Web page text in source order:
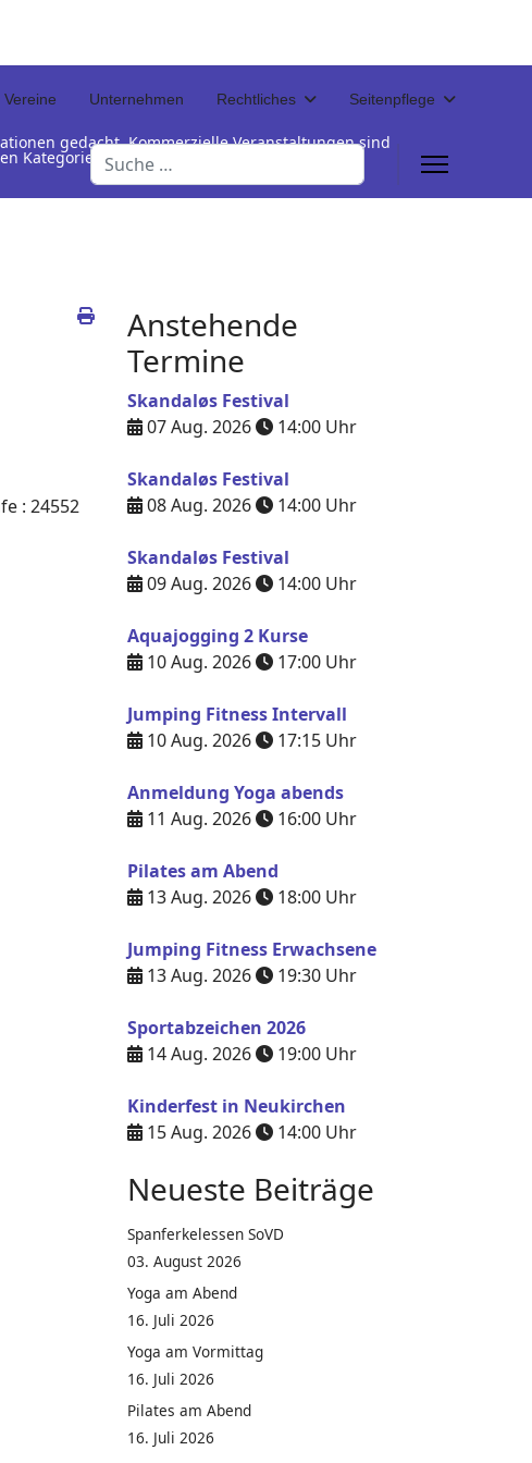
Vereine Unternehmen Rechtliches Seitenpflege
Suchen
gedacht. Kommerzielle Veranstaltungen sind
Kategorienamen unterhalb der Termintabelle
: 24552
Anstehende
Termine
Skandaløs Festival
07 Aug. 2026
14:00 Uhr
Skandaløs Festival
08 Aug. 2026
14:00 Uhr
Skandaløs Festival
09 Aug. 2026
14:00 Uhr
Aquajogging 2 Kurse
10 Aug. 2026
17:00 Uhr
Jumping Fitness Intervall
10 Aug. 2026
17:15 Uhr
Anmeldung Yoga abends
11 Aug. 2026
16:00 Uhr
Pilates am Abend
13 Aug. 2026
18:00 Uhr
Jumping Fitness Erwachsene
13 Aug. 2026
19:30 Uhr
Sportabzeichen 2026
14 Aug. 2026
19:00 Uhr
Kinderfest in Neukirchen
15 Aug. 2026
14:00 Uhr
Neueste Beiträge
Spanferkelessen SoVD
03. August 2026
Yoga am Abend
16. Juli 2026
Yoga am Vormittag
16. Juli 2026
Pilates am Abend
16. Juli 2026